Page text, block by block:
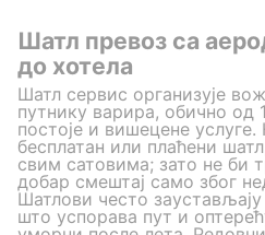
Шатл превоз са
до хотела
Шатл сервис организује
путнику варира, обично од
постоје и вишецене
бесплатан или плаћени
свим сатовима; зато не би
добар смештај само због
Шатлови често
што успорава пут и